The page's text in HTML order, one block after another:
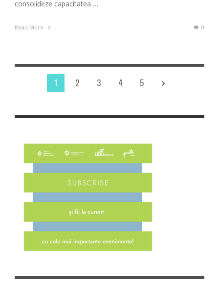
consolideze capacitatea …
Read More 0
1 2 3 4 5